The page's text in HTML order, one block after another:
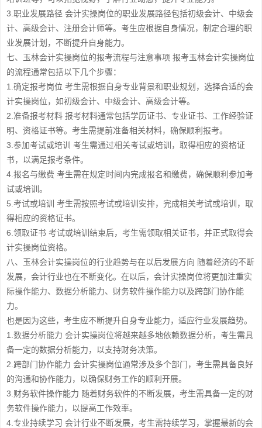
3.职业发展路径 会计实操岗位的职业发展路径包括初级会计、中级会
计、高级会计、注册会计师等。考生应根据自身情况，制定合理的职
业发展计划，不断提升自身能力。
七、玉林会计实操岗位的报考流程与注意事项 报考玉林会计实操岗位
的流程通常包括以下几个步骤：
1.确定报考岗位 考生需根据自身专业背景和职业规划，选择合适的会
计实操岗位，如初级会计、中级会计、高级会计等。
2.准备报考材料 报考材料通常包括学历证书、专业证书、工作经验证
明、资格证书等。考生需提前准备相关材料，确保顺利报考。
3.参加考试或培训 考生需通过相关考试或培训，取得相应的资格证
书，以满足报考条件。
4.报名与缴费 考生需在规定时间内完成报名和缴费，确保顺利参加考
试或培训。
5.考试或培训 考生需按照考试或培训安排，完成相关考试或培训，取
得相应的资格证书。
6.领取证书 考试或培训结束后，考生需领取相关证书，并正式取得会
计实操岗位资格。
八、玉林会计实操岗位的行业趋势与在以后发展方向 随着经济的不断
发展，会计行业也在不断变化。在以后，会计实操岗位将更加注重实
际操作能力、数据分析能力、财务软件操作能力以及跨部门协作能
力。
也是因为这些，考生应不断提升自身专业能力，适应行业发展趋势。
1.数据分析能力 会计实操岗位将越来越多地依赖数据分析，考生需具
备一定的数据分析能力，以支持财务决策。
2.跨部门协作能力 会计实操岗位通常涉及多个部门，考生需具备良好
的沟通和协作能力，以确保财务工作的顺利开展。
3.财务软件操作能力 随着财务软件的不断发展，考生需具备一定的财
务软件操作能力，以提高工作效率。
4.专业持续学习 会计行业不断发展，考生需持续学习，掌握最新的会